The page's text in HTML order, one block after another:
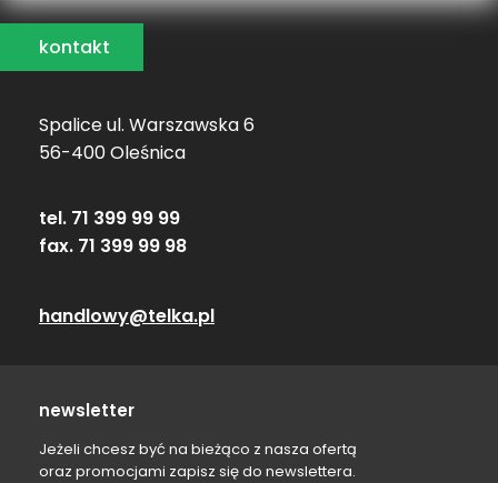
kontakt
Spalice ul. Warszawska 6
56-400 Oleśnica
tel. 71 399 99 99
fax. 71 399 99 98
handlowy@telka.pl
newsletter
Jeżeli chcesz być na bieżąco z nasza ofertą
oraz promocjami zapisz się do newslettera.